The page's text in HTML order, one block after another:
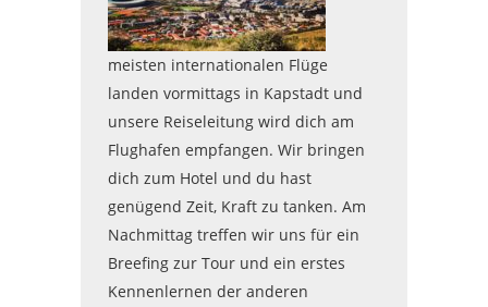
meisten internationalen Flüge
landen vormittags in Kapstadt und
unsere Reiseleitung wird dich am
Flughafen empfangen. Wir bringen
dich zum Hotel und du hast
genügend Zeit, Kraft zu tanken. Am
Nachmittag treffen wir uns für ein
Breefing zur Tour und ein erstes
Kennenlernen der anderen